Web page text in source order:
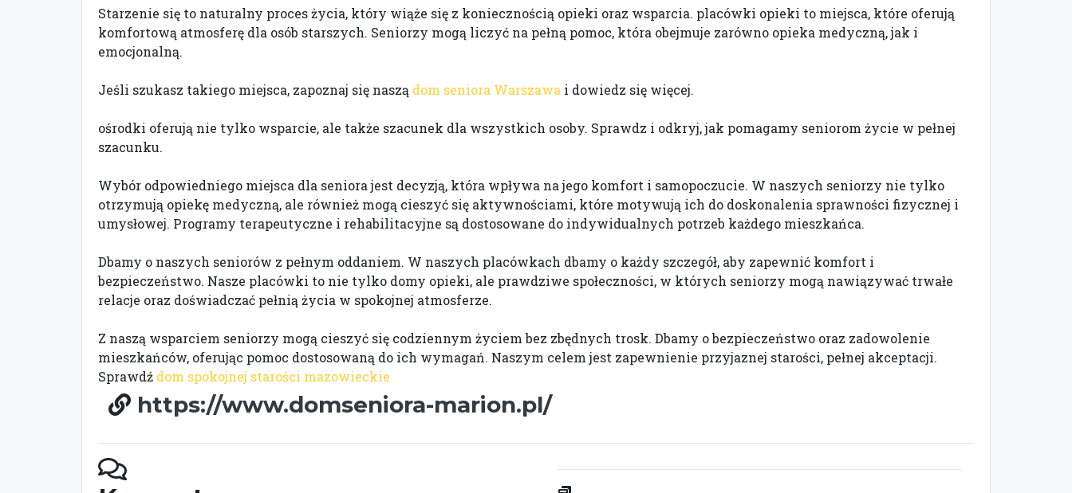
Starzenie się to naturalny proces życia, który wiąże się z koniecznością opieki oraz wsparcia. placówki opieki to miejsca, które oferują
komfortową atmosferę dla osób starszych. Seniorzy mogą liczyć na pełną pomoc, która obejmuje zarówno opieka medyczną, jak i
emocjonalną.
Jeśli szukasz takiego miejsca, zapoznaj się naszą dom seniora Warszawa i dowiedz się więcej.
ośrodki oferują nie tylko wsparcie, ale także szacunek dla wszystkich osoby. Sprawdz i odkryj, jak pomagamy seniorom życie w pełnej
szacunku.
Wybór odpowiedniego miejsca dla seniora jest decyzją, która wpływa na jego komfort i samopoczucie. W naszych seniorzy nie tylko
otrzymują opiekę medyczną, ale również mogą cieszyć się aktywnościami, które motywują ich do doskonalenia sprawności fizycznej i
umysłowej. Programy terapeutyczne i rehabilitacyjne są dostosowane do indywidualnych potrzeb każdego mieszkańca.
Dbamy o naszych seniorów z pełnym oddaniem. W naszych placówkach dbamy o każdy szczegół, aby zapewnić komfort i
bezpieczeństwo. Nasze placówki to nie tylko domy opieki, ale prawdziwe społeczności, w których seniorzy mogą nawiązywać trwałe
relacje oraz doświadczać pełnią życia w spokojnej atmosferze.
Z naszą wsparciem seniorzy mogą cieszyć się codziennym życiem bez zbędnych trosk. Dbamy o bezpieczeństwo oraz zadowolenie
mieszkańców, oferując pomoc dostosowaną do ich wymagań. Naszym celem jest zapewnienie przyjaznej starości, pełnej akceptacji.
Sprawdź dom spokojnej starości mazowieckie
https://www.domseniora-marion.pl/